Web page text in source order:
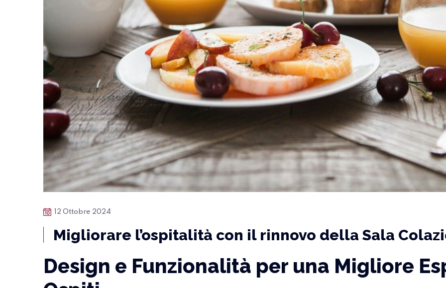
12 Ottobre 2024
Migliorare l’ospitalità con il rinnovo della Sala
Design e Funzionalità per una Migliore